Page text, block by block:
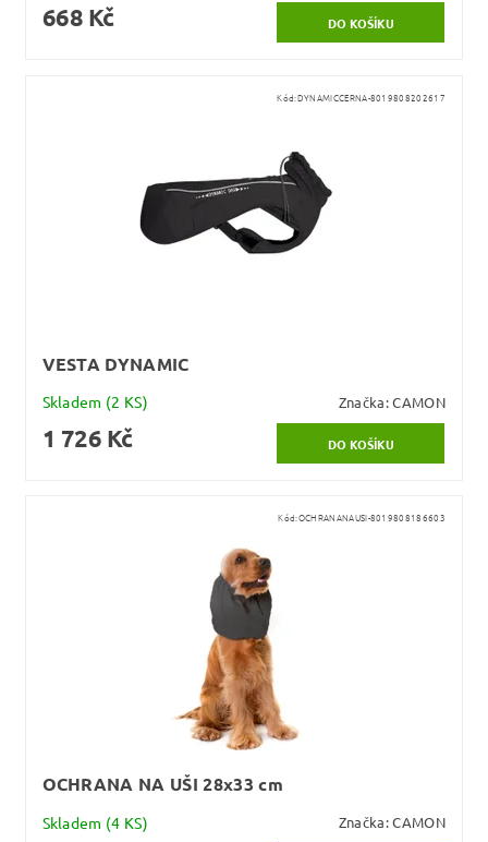
668 Kč
Kód:DYNAMICCERNA-8019808202617
VESTA DYNAMIC
Skladem (2 KS) Značka:CAMON
1 726 Kč
Kód:OCHRANANAUSI-8019808186603
OCHRANA NA UŠI 28x33 cm
Skladem (4 KS) Značka:CAMON